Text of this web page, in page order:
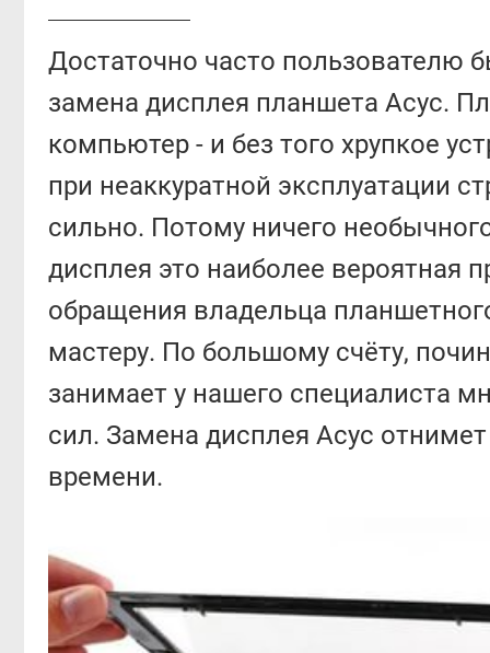
Достаточно часто пользователю
замена дисплея планшета Асус.
компьютер - и без того хрупкое
при неаккуратной эксплуатации
сильно. Потому ничего
дисплея это наиболее вероятная
обращения владельца
мастеру. По большому счёту,
занимает у нашего специалиста
сил. Замена дисплея Асус
времени.